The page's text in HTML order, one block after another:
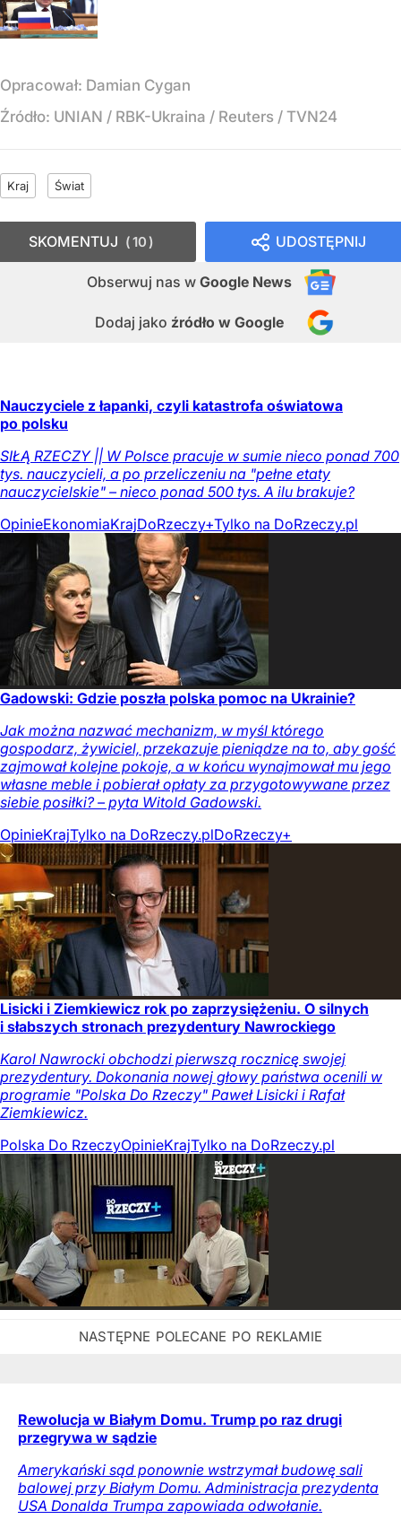
Opracował: Damian Cygan
Źródło: UNIAN / RBK-Ukraina / Reuters / TVN24
Kraj Świat
UDOSTĘPNIJ
Obserwuj nas w Google News
Dodaj jako źródło w Google
SKOMENTUJ 10
Nauczyciele z łapanki, czyli katastrofa oświatowa
po polsku
SIŁĄ RZECZY || W Polsce pracuje w sumie nieco ponad 700
tys. nauczycieli, a po przeliczeniu na "pełne etaty
nauczycielskie" – nieco ponad 500 tys. A ilu brakuje?
OpinieEkonomiaKrajDoRzeczy+Tylko na DoRzeczy.pl
Gadowski: Gdzie poszła polska pomoc na Ukrainie?
Jak można nazwać mechanizm, w myśl którego
gospodarz, żywiciel, przekazuje pieniądze na to, aby gość
zajmował kolejne pokoje, a w końcu wynajmował mu jego
własne meble i pobierał opłaty za przygotowywane przez
siebie posiłki? – pyta Witold Gadowski.
OpinieKrajTylko na DoRzeczy.plDoRzeczy+
Lisicki i Ziemkiewicz rok po zaprzysiężeniu. O silnych
i słabszych stronach prezydentury Nawrockiego
Karol Nawrocki obchodzi pierwszą rocznicę swojej
prezydentury. Dokonania nowej głowy państwa ocenili w
programie "Polska Do Rzeczy" Paweł Lisicki i Rafał
Ziemkiewicz.
Polska Do RzeczyOpinieKrajTylko na DoRzeczy.pl
Rewolucja w Białym Domu. Trump po raz drugi
przegrywa w sądzie
Amerykański sąd ponownie wstrzymał budowę sali
balowej przy Białym Domu. Administracja prezydenta
USA Donalda Trumpa zapowiada odwołanie.